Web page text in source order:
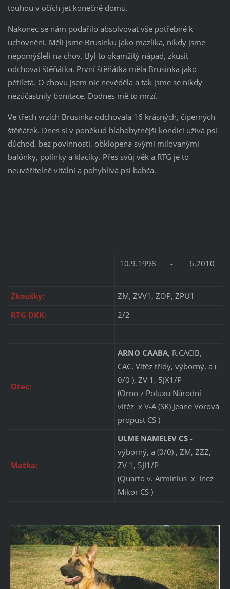
touhou v očích jet konečně domů.
Nakonec se nám podařilo absolvovat vše potřebné k
uchovnění. Měli jsme Brusinku jako mazlíka, nikdy jsme
nepomýšleli na chov. Byl to okamžitý nápad, zkusit
odchovat štěňátka. První štěňátka měla Brusinka jako
pětiletá. O chovu jsem nic nevěděla a tak jsme se nikdy
nezúčastnily bonitace. Dodnes mě to mrzí.
Ve třech vrzích Brusinka odchovala 16 krásných, čiperných
štěňátek. Dnes si v poněkud blahobytnější kondici užívá psí
důchod, bez povinností, obklopena svými milovanými
balónky, polínky a klacíky. Přes svůj věk a RTG je to
neuvěřitelně vitální a pohyblivá psí babča.
10.9.1998 - 6.2010
Zkoušky:
ZM, ZVV1, ZOP, ZPU1
RTG DKK:
2/2
Otec:
ARNO CAABA, R.CACIB,
CAC, Vítěz třídy, výborný, a (
0/0 ), ZV 1, 5JX1/P
(Orno z Poluxu Národní
vítěz x V-A (SK) Jeane Vorová
propust CS )
Matka:
ULME NAMELEV CS-
výborný, a (0/0) , ZM, ZZZ,
ZV 1, 5JI1/P
(Quarto v. Arminius x Inez
Mikor CS )